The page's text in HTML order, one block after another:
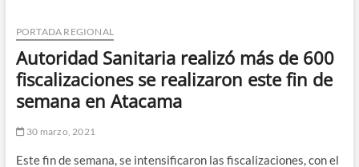
PORTADA REGIONAL
Autoridad Sanitaria realizó más de 600
fiscalizaciones se realizaron este fin de
semana en Atacama
30 marzo, 2021
Este fin de semana, se intensificaron las fiscalizaciones, con el